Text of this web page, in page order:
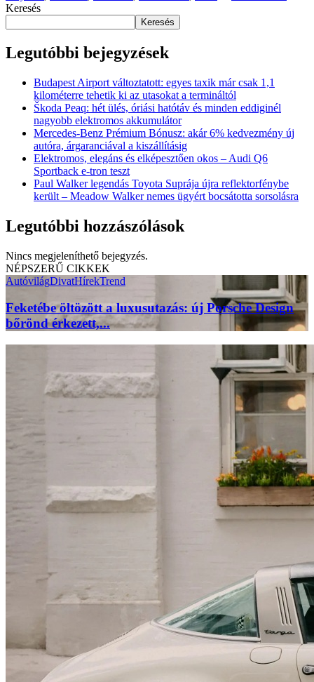
Keresés
Keresés
Legutóbbi bejegyzések
Budapest Airport változtatott: egyes taxik már csak 1,1
kilométerre tehetik ki az utasokat a termináltól
Škoda Peaq: hét ülés, óriási hatótáv és minden eddiginél
nagyobb elektromos akkumulátor
Mercedes-Benz Prémium Bónusz: akár 6% kedvezmény új
autóra, árgaranciával a kiszállításig
Elektromos, elegáns és elképesztően okos – Audi Q6
Sportback e-tron teszt
Paul Walker legendás Toyota Suprája újra reflektorfénybe
került – Meadow Walker nemes ügyért bocsátotta sorsolásra
Legutóbbi hozzászólások
Nincs megjeleníthető bejegyzés.
NÉPSZERŰ CIKKEK
AutóvilágDivatHírekTrend
Feketébe öltözött a luxusutazás: új Porsche Design
bőrönd érkezett,...